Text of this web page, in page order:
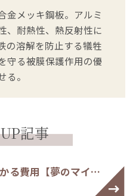
金メッキ鋼板。アルミ
、耐熱性、熱反射性に
の溶解を防止する犠牲
守る被膜保護作用の優
。
記事
る費用【夢のマイ…